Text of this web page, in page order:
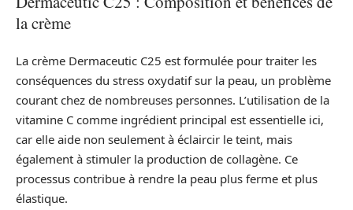
la crème
La crème Dermaceutic C25 est formulée pour traiter les
conséquences du stress oxydatif sur la peau, un problème
courant chez de nombreuses personnes. L’utilisation de la
vitamine C comme ingrédient principal est essentielle ici,
car elle aide non seulement à éclaircir le teint, mais
également à stimuler la production de collagène. Ce
processus contribue à rendre la peau plus ferme et plus
élastique.